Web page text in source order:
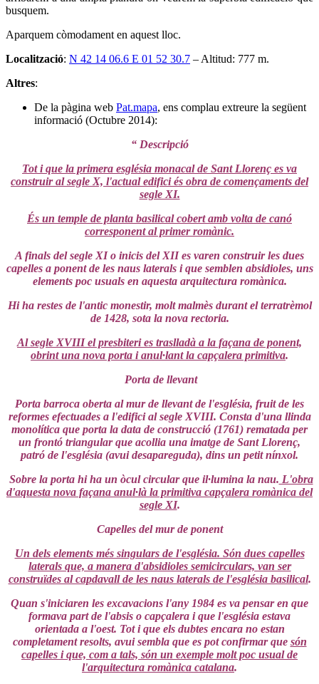
busquem.
Aparquem còmodament en aquest lloc.
Localització: N 42 14 06.6 E 01 52 30.7 – Altitud: 777 m.
Altres:
De la pàgina web Pat.mapa, ens complau extreure la següent
informació (Octubre 2014):
“ Descripció
Tot i que la primera església monacal de Sant Llorenç es va
construir al segle X, l'actual edifici és obra de començaments del
segle XI.
És un temple de planta basilical cobert amb volta de canó
corresponent al primer romànic.
A finals del segle XI o inicis del XII es varen construir les dues
capelles a ponent de les naus laterals i que semblen absidioles, uns
elements poc usuals en aquesta arquitectura romànica.
Hi ha restes de l'antic monestir, molt malmès durant el terratrèmol
de 1428, sota la nova rectoria.
Al segle XVIII el presbiteri es traslladà a la façana de ponent,
obrint una nova porta i anul·lant la capçalera primitiva.
Porta de llevant
Porta barroca oberta al mur de llevant de l'església, fruit de les
reformes efectuades a l'edifici al segle XVIII. Consta d'una llinda
monolítica que porta la data de construcció (1761) rematada per
un frontó triangular que acollia una imatge de Sant Llorenç,
patró de l'església (avui desapareguda), dins un petit nínxol.
Sobre la porta hi ha un òcul circular que il·lumina la nau. L'obra
d'aquesta nova façana anul·là la primitiva capçalera romànica del
segle XI.
Capelles del mur de ponent
Un dels elements més singulars de l'església. Són dues capelles
laterals que, a manera d'absidioles semicirculars, van ser
construïdes al capdavall de les naus laterals de l'església basilical.
Quan s'iniciaren les excavacions l'any 1984 es va pensar en que
formava part de l'absis o capçalera i que l'església estava
orientada a l'oest. Tot i que els dubtes encara no estan
completament resolts, avui sembla que es pot confirmar que són
capelles i que, com a tals, són un exemple molt poc usual de
l'arquitectura romànica catalana.